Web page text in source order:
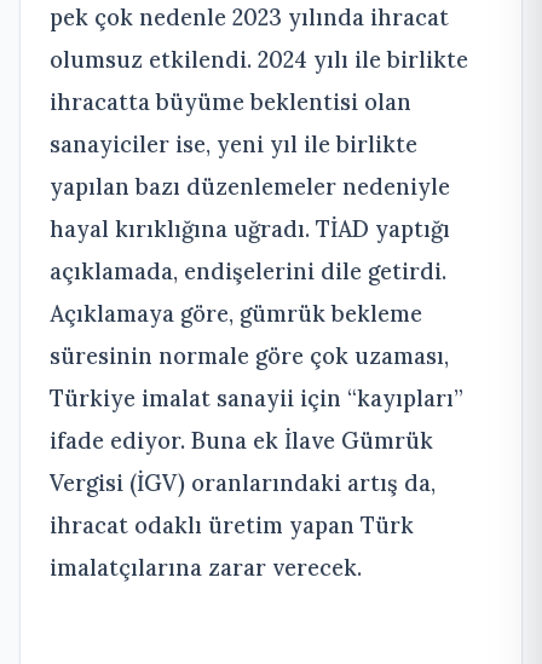
pek çok nedenle 2023 yılında ihracat
olumsuz etkilendi. 2024 yılı ile birlikte
ihracatta büyüme beklentisi olan
sanayiciler ise, yeni yıl ile birlikte
yapılan bazı düzenlemeler nedeniyle
hayal kırıklığına uğradı. TİAD yaptığı
açıklamada, endişelerini dile getirdi.
Açıklamaya göre, gümrük bekleme
süresinin normale göre çok uzaması,
Türkiye imalat sanayii için “kayıpları”
ifade ediyor. Buna ek İlave Gümrük
Vergisi (İGV) oranlarındaki artış da,
ihracat odaklı üretim yapan Türk
imalatçılarına zarar verecek.